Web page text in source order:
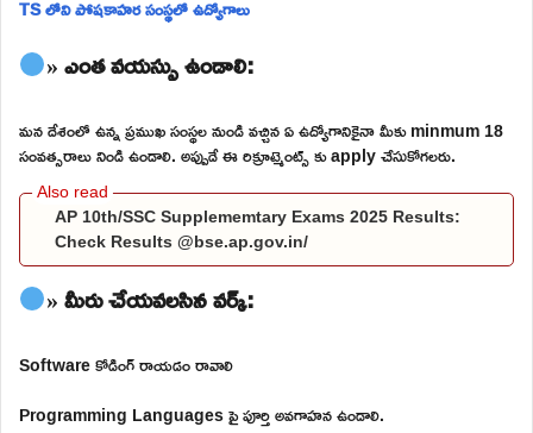
TS లోని పోషకాహర సంస్థలో ఉద్యోగాలు
» ఎంత వయస్సు ఉండాలి:
మన దేశంలో ఉన్న ప్రముఖ సంస్థల నుండి వచ్చిన ఏ ఉద్యోగానికైనా మీకు minmum 18
సంవత్సరాలు నిండి ఉండాలి. అప్పుడే ఈ రిక్రూట్మెంట్స్ కు apply చేసుకోగలరు.
AP 10th/SSC Supplememtary Exams 2025 Results:
Check Results @bse.ap.gov.in/
» మీరు చేయవలసిన వర్క్:
Software కోడింగ్ రాయడం రావాలి
Programming Languages పై పూర్తి అవగాహన ఉండాలి.